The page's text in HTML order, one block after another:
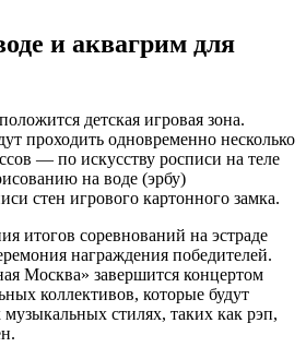
и аквагрим для
детская игровая зона.
проходить одновременно несколько
— по искусству росписи на теле
на воде (эрбу)
стен игрового картонного замка.
итогов соревнований на эстраде
награждения победителей.
Москва» завершится концертом
коллективов, которые будут
стилях, таких как рэп,